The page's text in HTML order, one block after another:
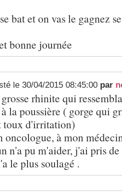
bat et on vas le gagnez
bonne journée
le 30/04/2015 08:45:00 par
rhinite qui
la poussière ( gorge qui
toux d'irritation)
oncologue, à mon
n'a pu m'aider, j'ai pris
le plus soulagé .